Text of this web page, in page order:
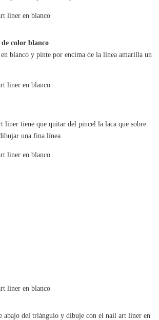
color blanco
blanco y pinte por encima de la línea amarilla un
liner tiene que quitar del pincel la laca que sobre.
una fina línea.
abajo del triángulo y dibuje con el nail art liner en